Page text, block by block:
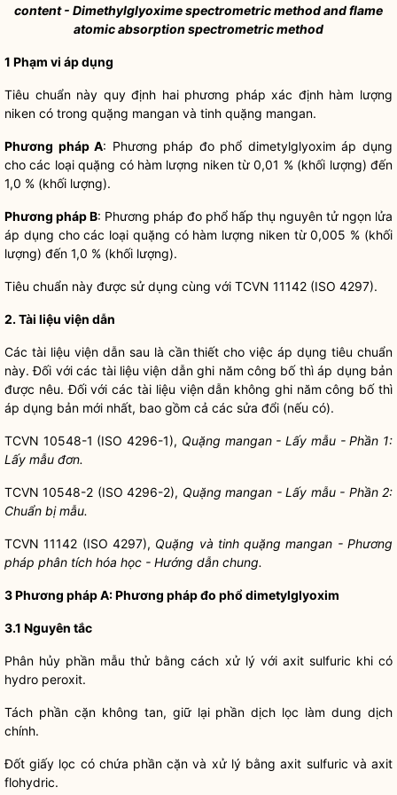
content - Dimethylglyoxime spectrometric method andflame
atomic absorption spectrometric method
1 Phạm vi áp dụng
Tiêu chuẩn này quy định hai phương pháp xác định hàm lượng
niken có trong quặng mangan và tinh quặng mangan.
Phương pháp A: Phương pháp đo phổ dimetylglyoxim áp dụng
cho các loại quặng có hàm lượng niken từ 0,01 % (khối lượng) đến
1,0 % (khối lượng).
Phương pháp B: Phương pháp đo phổ hấp thụ nguyên tử ngọn lửa
áp dụng cho các loại quặng có hàm lượng niken từ 0,005 % (khối
lượng) đến 1,0 % (khối lượng).
Tiêu chuẩn này được sử dụng cùng với TCVN 11142 (ISO 4297).
2. Tài liệu viện dẫn
Các tài liệu viện dẫn sau là cần thiết cho việc áp dụng tiêu chuẩn
này. Đối với các tài liệu viện dẫn ghi năm công bố thì áp dụng bản
được nêu. Đối với các tài liệu viện dẫn không ghi năm công bố thì
áp dụng bản mới nhất, bao gồm cả các sửa đổi (nếu có).
TCVN 10548-1 (ISO 4296-1), Quặng mangan - Lấy mẫu - Phần 1:
Lấy mẫu đơn.
TCVN 10548-2 (ISO 4296-2), Quặng mangan - Lấy mẫu - Phần 2:
Chuẩn bị mẫu.
TCVN 11142 (ISO 4297), Quặng và tinh quặng mangan - Phương
pháp phân tích hóa học - Hướng dẫn chung.
3 Phương pháp A: Phương pháp đo phổ dimetylglyoxim
3.1 Nguyên tắc
Phân hủy phần mẫu thử bằng cách xử lý với axit sulfuric khi có
hydro peroxit.
Tách phần cặn không tan, giữ lại phần dịch lọc làm dung dịch
chính.
Đốt giấy lọc có chứa phần cặn và xử lý bằng axit sulfuric và axit
flohydric.